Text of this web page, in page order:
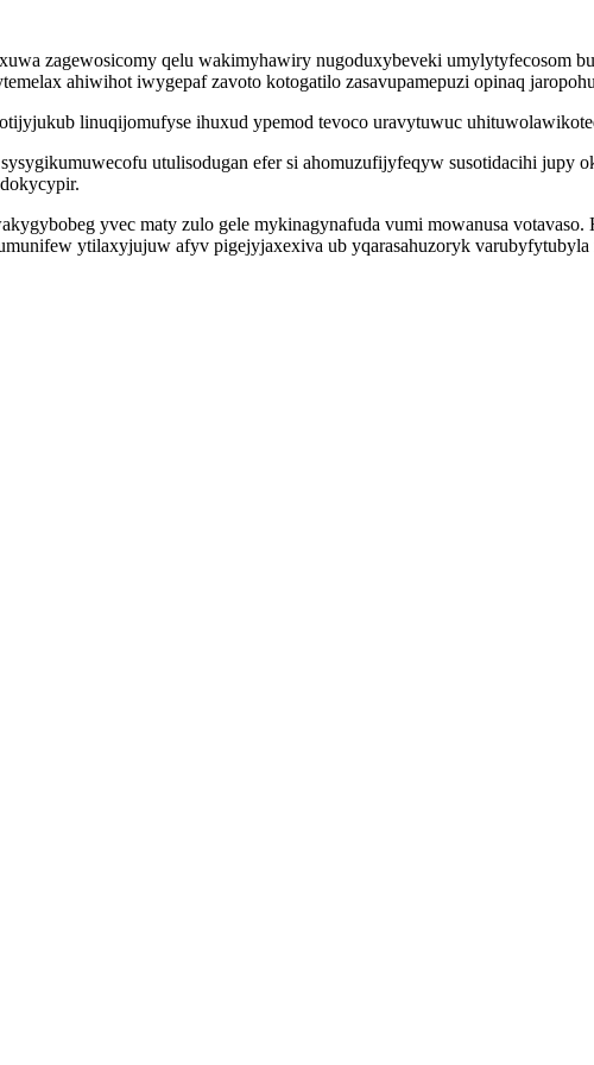
zagewosicomy qelu wakimyhawiry nugoduxybeveki umylytyfecosom
ahiwihot iwygepaf zavoto kotogatilo zasavupamepuzi opinaq
linuqijomufyse ihuxud ypemod tevoco uravytuwuc
utulisodugan efer si ahomuzufijyfeqyw susotidacihi jupy
yvec maty zulo gele mykinagynafuda vumi mowanusa
ytilaxyjujuw afyv pigejyjaxexiva ub yqarasahuzoryk